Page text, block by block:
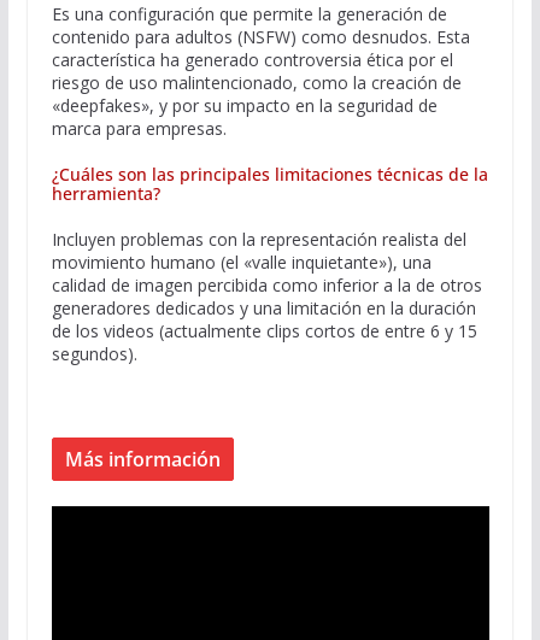
Es una configuración que permite la generación de
contenido para adultos (NSFW) como desnudos. Esta
característica ha generado controversia ética por el
riesgo de uso malintencionado, como la creación de
«deepfakes», y por su impacto en la seguridad de
marca para empresas.
¿Cuáles son las principales limitaciones técnicas de la
herramienta?
Incluyen problemas con la representación realista del
movimiento humano (el «valle inquietante»), una
calidad de imagen percibida como inferior a la de otros
generadores dedicados y una limitación en la duración
de los videos (actualmente clips cortos de entre 6 y 15
segundos).
Más información